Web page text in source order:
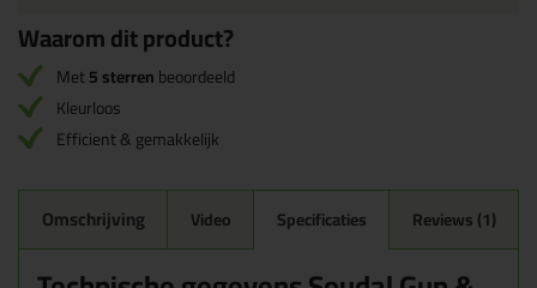
Waarom dit product?
Met5 sterrenbeoordeeld
Kleurloos
Efficient & gemakkelijk
Omschrijving Video Specificaties Reviews (1)